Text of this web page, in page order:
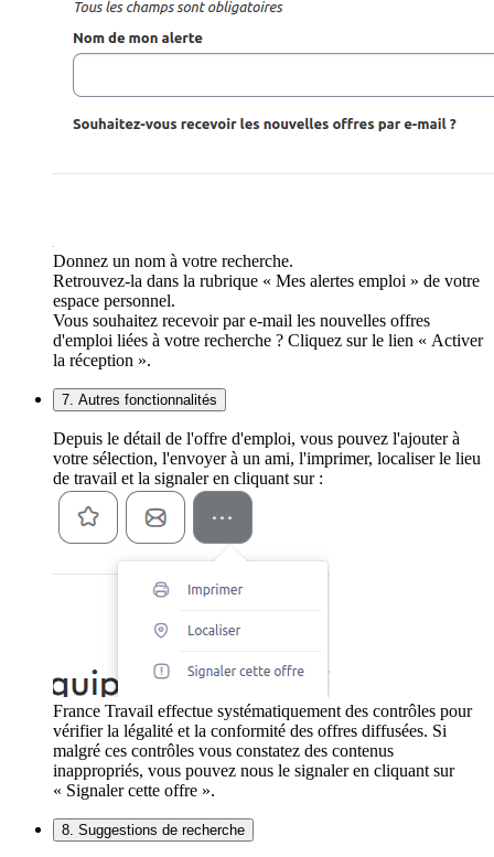
Donnez un nom à votre recherche.
Retrouvez-la dans la rubrique « Mes alertes emploi » de votre
espace personnel.
Vous souhaitez recevoir par e-mail les nouvelles offres
d'emploi liées à votre recherche ? Cliquez sur le lien « Activer
la réception ».
7. Autres fonctionnalités
Depuis le détail de l'offre d'emploi, vous pouvez l'ajouter à
votre sélection, l'envoyer à un ami, l'imprimer, localiser le lieu
de travail et la signaler en cliquant sur :
France Travail effectue systématiquement des contrôles pour
vérifier la légalité et la conformité des offres diffusées. Si
malgré ces contrôles vous constatez des contenus
inappropriés, vous pouvez nous le signaler en cliquant sur
« Signaler cette offre ».
8. Suggestions de recherche